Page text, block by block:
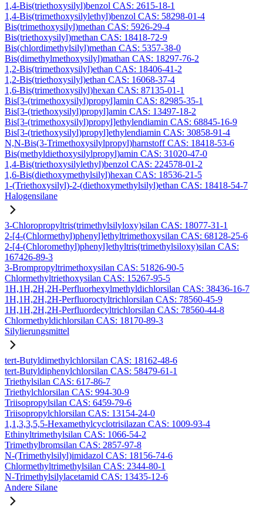
1,4-Bis(triethoxysilyl)benzol CAS: 2615-18-1
1,4-Bis(trimethoxysilylethyl)benzol CAS: 58298-01-4
Bis(trimethoxysilyl)methan CAS: 5926-29-4
Bis(triethoxysilyl)methan CAS: 18418-72-9
Bis(chlordimethylsilyl)methan CAS: 5357-38-0
Bis(dimethylmethoxysilyl)mathan CAS: 18297-76-2
1,2-Bis(trimethoxysilyl)ethan CAS: 18406-41-2
1,2-Bis(triethoxysilyl)ethan CAS: 16068-37-4
1,6-Bis(trimethoxysilyl)hexan CAS: 87135-01-1
Bis[3-(trimethoxysilyl)propyl]amin CAS: 82985-35-1
Bis[3-(triethoxysilyl)propyl]amin CAS: 13497-18-2
Bis[3-(trimethoxysilyl)propyl]ethylendiamin CAS: 68845-16-9
Bis[3-(triethoxysilyl)propyl]ethylendiamin CAS: 30858-91-4
N,N-Bis(3-Trimethoxysilylpropyl)harnstoff CAS: 18418-53-6
Bis(methyldiethoxysilylpropyl)amin CAS: 31020-47-0
1,4-Bis(triethoxysilylethyl)benzol CAS: 224578-01-2
1,6-Bis(diethoxymethylsilyl)hexan CAS: 18536-21-5
1-(Triethoxysilyl)-2-(diethoxymethylsilyl)ethan CAS: 18418-54-7
Halogensilane
3-Chloropropyltris(trimethylsilyloxy)silan CAS: 18077-31-1
2-[4-(Chlormethyl)phenyl]ethyltrimethoxysilan CAS: 68128-25-6
2-[4-(Chloromethyl)phenyl]ethyltris(trimethylsiloxy)silan CAS:
167426-89-3
3-Brompropyltrimethoxysilan CAS: 51826-90-5
Chlormethyltriethoxysilan CAS: 15267-95-5
1H,1H,2H,2H-Perfluorhexylmethyldichlorsilan CAS: 38436-16-7
1H,1H,2H,2H-Perfluoroctyltrichlorsilan CAS: 78560-45-9
1H,1H,2H,2H-Perfluordecyltrichlorsilan CAS: 78560-44-8
Chlormethyldichlorsilan CAS: 18170-89-3
Silylierungsmittel
tert-Butyldimethylchlorsilan CAS: 18162-48-6
tert-Butyldiphenylchlorsilan CAS: 58479-61-1
Triethylsilan CAS: 617-86-7
Triethylchlorsilan CAS: 994-30-9
Triisopropylsilan CAS: 6459-79-6
Triisopropylchlorsilan CAS: 13154-24-0
1,1,3,3,5,5-Hexamethylcyclotrisilazan CAS: 1009-93-4
Ethinyltrimethylsilan CAS: 1066-54-2
Trimethylbromsilan CAS: 2857-97-8
N-(Trimethylsilyl)imidazol CAS: 18156-74-6
Chlormethyltrimethylsilan CAS: 2344-80-1
N-Trimethylsilylacetamid CAS: 13435-12-6
Andere Silane